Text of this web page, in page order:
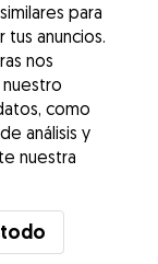
Ver más
para
anuncios.
nos
como
análisis y
nuestra
todo